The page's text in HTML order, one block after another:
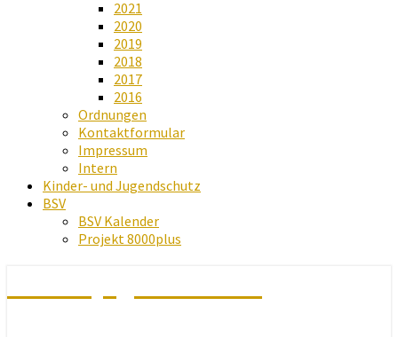
2021
2020
2019
2018
2017
2016
Ordnungen
Kontaktformular
Impressum
Intern
Kinder- und Jugendschutz
BSV
BSV Kalender
Projekt 8000plus